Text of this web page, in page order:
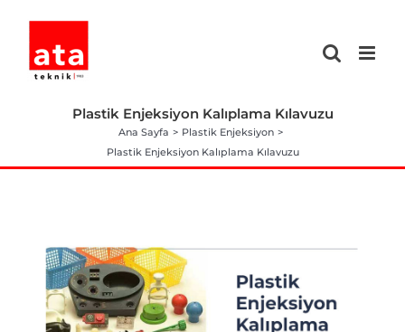
content
Plastik Enjeksiyon Kalıplama Kılavuzu
Ana Sayfa
Plastik Enjeksiyon
Plastik Enjeksiyon Kalıplama Kılavuzu